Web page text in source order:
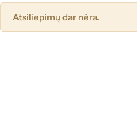
Atsiliepimų dar nėra.